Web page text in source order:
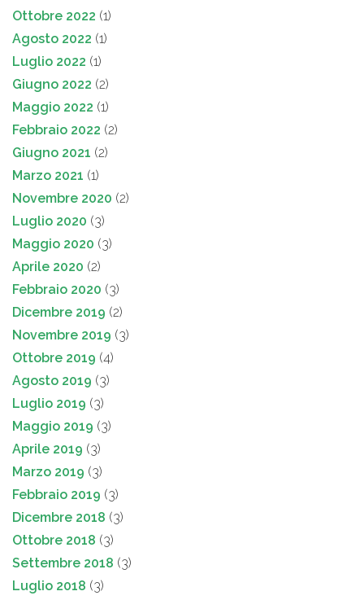
Ottobre 2022 (1)
Agosto 2022 (1)
Luglio 2022 (1)
Giugno 2022 (2)
Maggio 2022 (1)
Febbraio 2022 (2)
Giugno 2021 (2)
Marzo 2021 (1)
Novembre 2020 (2)
Luglio 2020 (3)
Maggio 2020 (3)
Aprile 2020 (2)
Febbraio 2020 (3)
Dicembre 2019 (2)
Novembre 2019 (3)
Ottobre 2019 (4)
Agosto 2019 (3)
Luglio 2019 (3)
Maggio 2019 (3)
Aprile 2019 (3)
Marzo 2019 (3)
Febbraio 2019 (3)
Dicembre 2018 (3)
Ottobre 2018 (3)
Settembre 2018 (3)
Luglio 2018 (3)